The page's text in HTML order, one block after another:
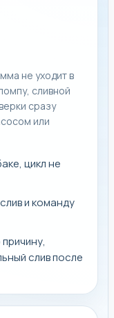
не уходит в
сливной
сразу
или
цикл не
и команду
слив после